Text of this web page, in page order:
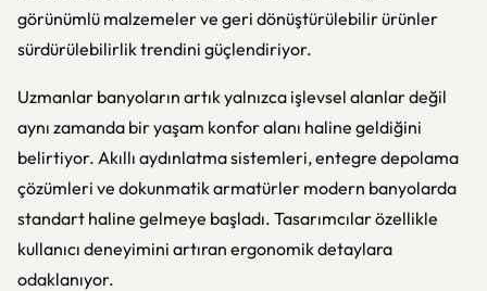
görünümlü malzemeler ve geri dönüştürülebilir ürünler
sürdürülebilirlik trendini güçlendiriyor.
Uzmanlar banyoların artık yalnızca işlevsel alanlar değil
aynı zamanda bir yaşam konfor alanı haline geldiğini
belirtiyor. Akıllı aydınlatma sistemleri, entegre depolama
çözümleri ve dokunmatik armatürler modern banyolarda
standart haline gelmeye başladı. Tasarımcılar özellikle
kullanıcı deneyimini artıran ergonomik detaylara
odaklanıyor.